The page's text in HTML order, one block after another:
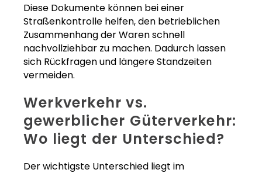
Diese Dokumente können bei einer
Straßenkontrolle helfen, den betrieblichen
Zusammenhang der Waren schnell
nachvollziehbar zu machen. Dadurch lassen
sich Rückfragen und längere Standzeiten
vermeiden.
Werkverkehr vs.
gewerblicher Güterverkehr:
Wo liegt der Unterschied?
Der wichtigste Unterschied liegt im